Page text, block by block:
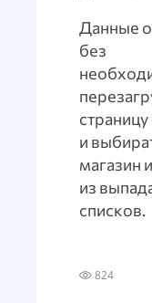
Данные
без
и
магазин
из
списков.
824